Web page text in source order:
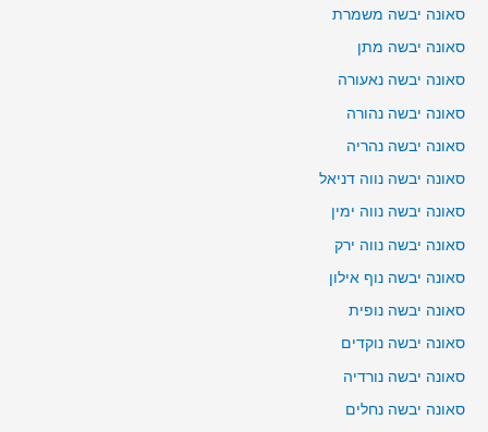
סאונה יבשה משמרת
סאונה יבשה מתן
סאונה יבשה נאעורה
סאונה יבשה נהורה
סאונה יבשה נהריה
סאונה יבשה נווה דניאל
סאונה יבשה נווה ימין
סאונה יבשה נווה ירק
סאונה יבשה נוף אילון
סאונה יבשה נופית
סאונה יבשה נוקדים
סאונה יבשה נורדיה
סאונה יבשה נחלים